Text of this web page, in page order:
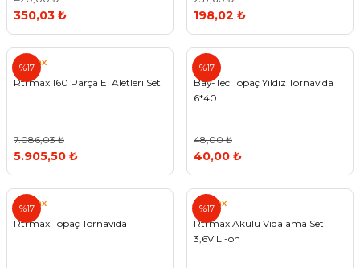
350,03 ₺ 198,02 ₺
%17
Rtrmax
Rtrmax 160 Parça El Aletleri Seti
7.086,03 ₺
5.905,50 ₺
%17
Bay-Tec Topaç Yıldız Tornavida
6*40
48,00 ₺
40,00 ₺
%17
Rtrmax
Rtrmax Topaç Tornavida
%17
Rtrmax
Rtrmax Akülü Vidalama Seti
3,6V Li-on